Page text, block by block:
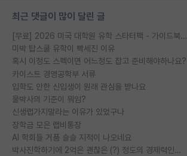
최근 댓글이 많이 달린 글
[무료] 2026 미국 대학원 유학 스타터팩 - 가이드북 & 합격자 컨택메일 템플릿
미박 탑스쿨 유학이 빡세진 이유
혹시 이정도 스펙이면 어느정도 잡고 준비해야하나요?
카이스트 경영공학부 서류
입학도 안한 신입생이 원래 관심을 받나요
물박사의 기준이 뭐임?
신생랩가지말라는 이유가 있었구나
장학금 모은 랩비통장
AI 학회들 거품 슬슬 지적이 나오네요
박사진학하기에 2억은 괜찮은 (?) 정도의 경제력인가요